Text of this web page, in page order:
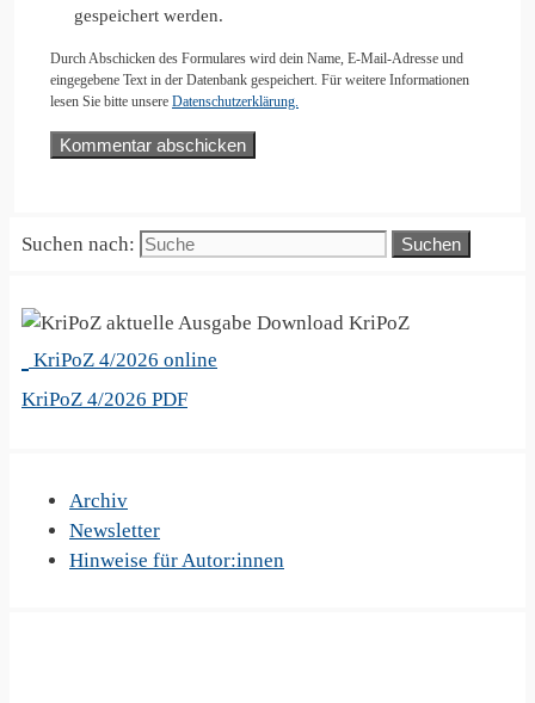
gespeichert werden.
Durch Abschicken des Formulares wird dein Name, E-Mail-Adresse und
eingegebene Text in der Datenbank gespeichert. Für weitere Informationen
lesen Sie bitte unsere Datenschutzerklärung.
Suchen nach:
KriPoZ
KriPoZ 4/2026 online
KriPoZ 4/2026 PDF
Archiv
Newsletter
Hinweise für Autor:innen